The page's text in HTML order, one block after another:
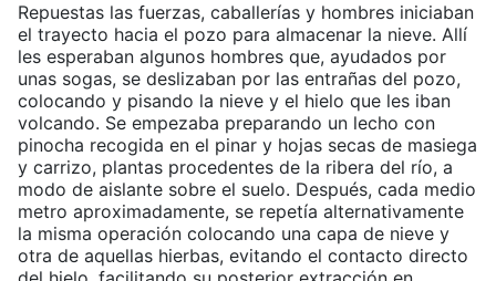
Repuestas las fuerzas, caballerías y hombres iniciaban
el trayecto hacia el pozo para almacenar la nieve. Allí
les esperaban algunos hombres que, ayudados por
unas sogas, se deslizaban por las entrañas del pozo,
colocando y pisando la nieve y el hielo que les iban
volcando. Se empezaba preparando un lecho con
pinocha recogida en el pinar y hojas secas de masiega
y carrizo, plantas procedentes de la ribera del río, a
modo de aislante sobre el suelo. Después, cada medio
metro aproximadamente, se repetía alternativamente
la misma operación colocando una capa de nieve y
otra de aquellas hierbas, evitando el contacto directo